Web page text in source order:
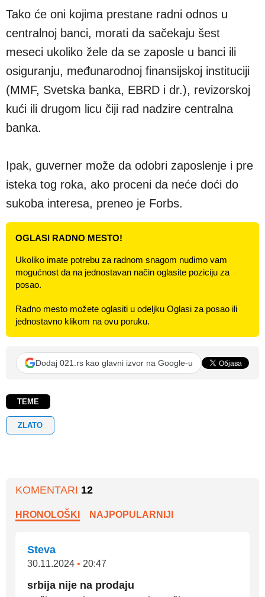
Tako će oni kojima prestane radni odnos u
centralnoj banci, morati da sačekaju šest
meseci ukoliko žele da se zaposle u banci ili
osiguranju, međunarodnoj finansijskoj instituciji
(MMF, Svetska banka, EBRD i dr.), revizorskoj
kući ili drugom licu čiji rad nadzire centralna
banka.
Ipak, guverner može da odobri zaposlenje i pre
isteka tog roka, ako proceni da neće doći do
sukoba interesa, preneo je Forbs.
OGLASI RADNO MESTO!
Ukoliko imate potrebu za radnom snagom nudimo vam
mogućnost da na jednostavan način oglasite poziciju za
posao.
Radno mesto možete oglasiti u odeljku Oglasi za posao ili
jednostavno klikom na ovu poruku.
Dodaj 021.rs kao glavni izvor na Google-u
TEME
ZLATO
KOMENTARI 12
HRONOLOŠKI NAJPOPULARNIJI
Steva
30.11.2024 • 20:47
srbija nije na prodaju